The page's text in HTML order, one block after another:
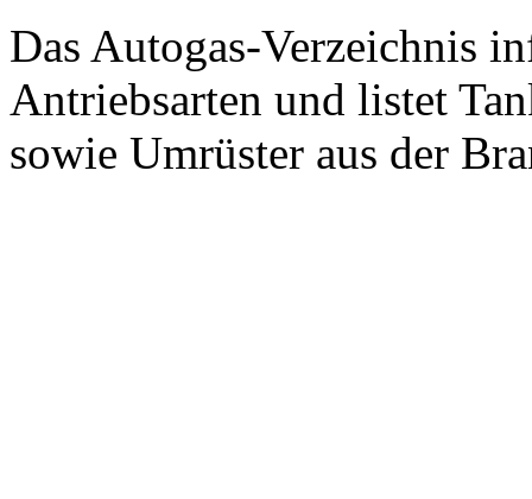
Das Autogas-Verzeichnis
Antriebsarten und listet
sowie Umrüster aus der